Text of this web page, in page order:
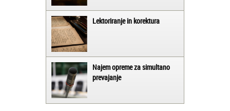
Lektoriranje in korektura
Najem opreme za simultano
prevajanje
Matjaž iz Ajdovščine: